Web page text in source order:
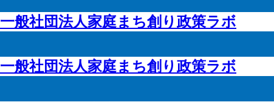
一般社団法人家庭まち創り政策ラボ
一般社団法人家庭まち創り政策ラボ